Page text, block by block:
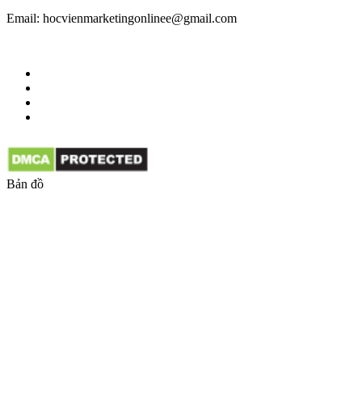
Email: hocvienmarketingonlinee@gmail.com
Bản đồ